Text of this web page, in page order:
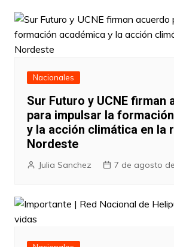
Nacionales
Sur Futuro y UCNE firman
para impulsar la
y la acción climática en la
Nordeste
Julia Sanchez 7 de agosto